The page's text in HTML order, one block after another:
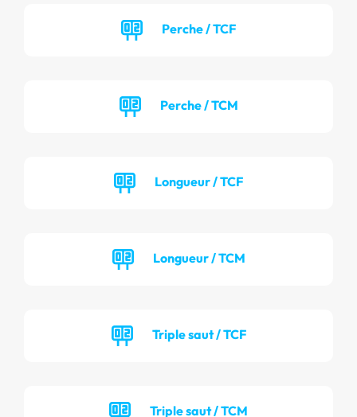
Perche / TCF
Perche / TCM
Longueur / TCF
Longueur / TCM
Triple saut / TCF
Triple saut / TCM